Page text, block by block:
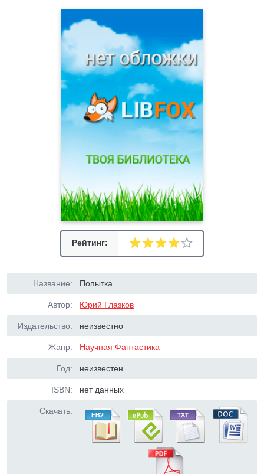
Рейтинг:
Название: Попытка
Автор: Юрий Глазков
Издательство: неизвестно
Жанр: Научная Фантастика
Год: неизвестен
ISBN: нет данных
Скачать: